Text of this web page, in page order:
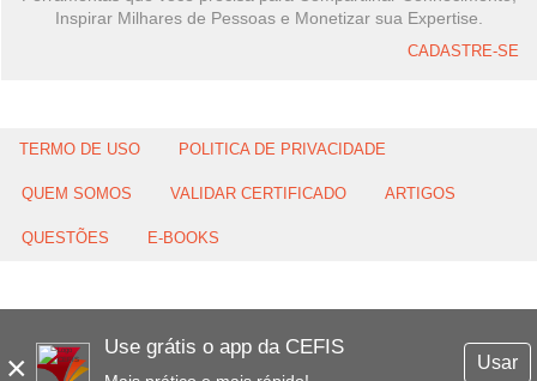
×
Use grátis o app da CEFIS
Usar
Inspirar Milhares de Pessoas e Monetizar sua Expertise.
CADASTRE-SE
TERMO DE USO POLITICA DE PRIVACIDADE
QUEM SOMOS VALIDAR CERTIFICADO ARTIGOS
QUESTÕES E-BOOKS